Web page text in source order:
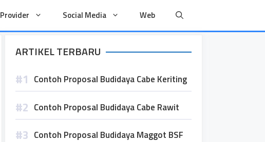
Provider Social Media Web
ARTIKEL TERBARU
Contoh Proposal Budidaya Cabe Keriting
Contoh Proposal Budidaya Cabe Rawit
Contoh Proposal Budidaya Maggot BSF